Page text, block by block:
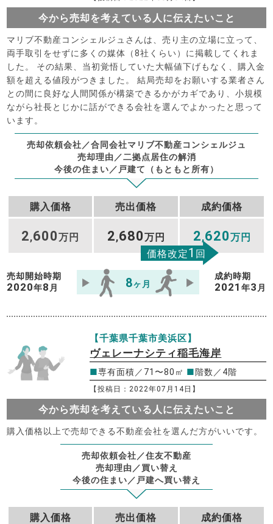
今から売却を考えている人に伝えたいこと
マリブ不動産コンシェルジュさんは、売り主の立場に立って、
両手取引をせずに多くの媒体（8社くらい）に掲載してくれま
した。 その結果、当初覚悟していた大幅値下げもなく、購入金
額を超える値段がつきました。 結局売却をお願いする業者さん
との間に良好な人間関係が構築できるかがカギであり、小規模
ながら社長とじかに話ができる会社を選んでよかったと思って
います。
売却依頼会社／合同会社マリブ不動産コンシェルジュ
売却理由／二拠点居住の解消
今後の住まい／戸建て（もともと所有）
購入価格 売出価格 成約価格
2,600万円 2,680万円 2,620万円
価格改定1 回
売却開始時期
2020年8 月 8ヶ月
成約時期
2021 年3 月
【千葉県千葉市美浜区】
ヴェレーナシティ稲毛海岸
■専有面積／71〜80㎡ ■階数／4階
【投稿日：2022年07月14日】
今から売却を考えている人に伝えたいこと
購入価格以上で売却できる不動産会社を選んだ方がいいです。
売却依頼会社／住友不動産
売却理由／買い替え
今後の住まい／戸建へ買い替え
購入価格 売出価格 成約価格